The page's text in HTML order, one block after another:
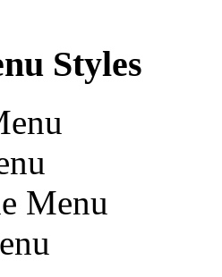
Styles
Menu